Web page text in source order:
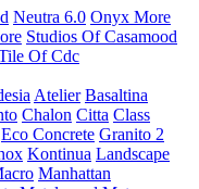
Neutra 6.0 Onyx More
Studios Of Casamood
Of Cdc
Atelier Basaltina
Chalon Citta Class
Eco Concrete Granito 2
Kontinua Landscape
Manhattan